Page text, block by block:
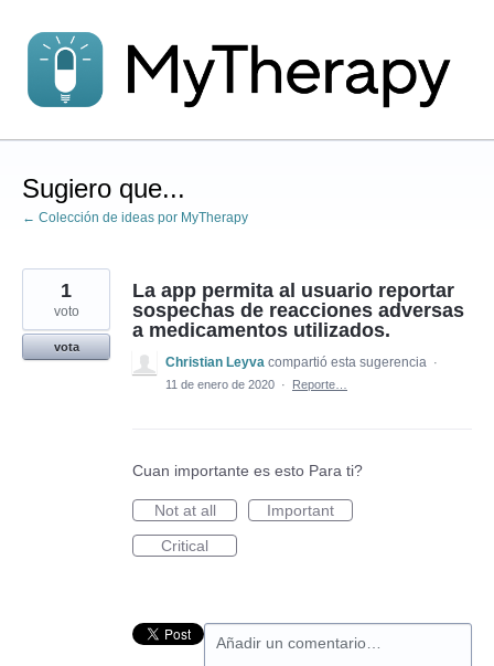
al
contenido
Sugiero que...
← Colección de ideas por MyTherapy
La app permita al usuario reportar
sospechas de reacciones adversas
a medicamentos utilizados.
1
voto
vota
Christian Leyva compartió esta sugerencia ·
11 de enero de 2020 · Reporte…
Cuan importante es esto Para ti?
Not at all
Important
Critical
Añadir un comentario…